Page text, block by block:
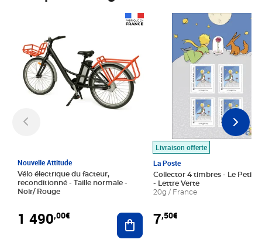
Nouvelle Attitude
Vélo électrique du facteur,
reconditionné - Taille normale -
Noir/ Rouge
1 490,00€ Ajouter au panier
Livraison offerte
La Poste
Collector 4 timbres - Le Petit
- Lettre Verte
20g / France
7,50€
Prix 7,50€